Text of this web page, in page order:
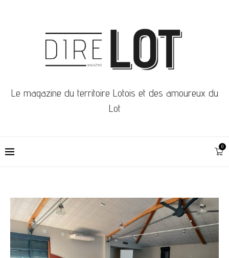
Le magazine du territoire Lotois et des amoureux du
Lot
0